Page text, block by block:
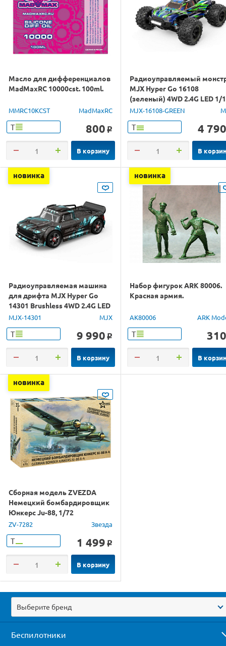
Масло для дифференциалов
MadMaxRC 10000cst. 100ml.
MMRC10KCST MadMaxRC
Т 800 o
В корзину
Радиоуправляемый
MJX Hyper Go 16108
(зеленый) 4WD 2.4G LED 1/
RTR
MJX-16108-GREEN
Т 4 790
В
новинка
Радиоуправляемая машина
для дрифта MJX Hyper Go
14301 Brushless 4WD 2.4G LED
1/14 RTR
MJX-14301 MJX
Т 9 990 o
В корзину
новинка
Набор фигурок ARK 80006.
Красная армия.
AK80006 ARK
Т 310
В
новинка
Сборная модель ZVEZDA
Немецкий бомбардировщик
Юнкерс Ju-88, 1/72
ZV-7282 Звезда
Т 1 499 o
В корзину
Выберите бренд
Беспилотники